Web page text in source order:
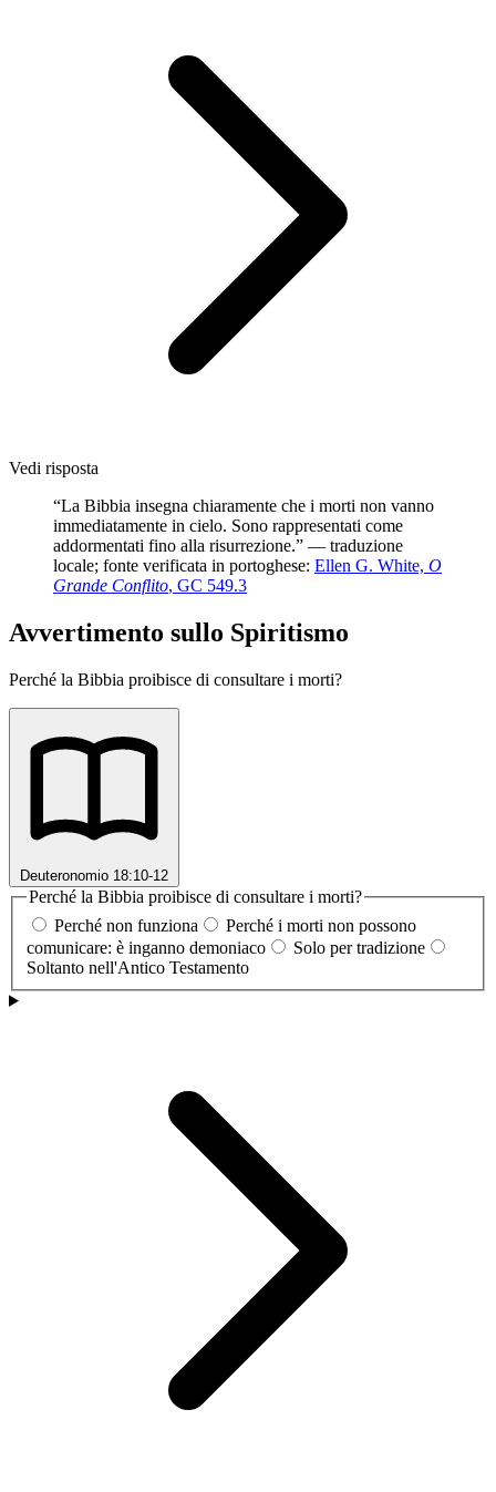
Vedi risposta
“La Bibbia insegna chiaramente che i morti non vanno
immediatamente in cielo. Sono rappresentati come
addormentati fino alla risurrezione.” — traduzione
locale; fonte verificata in portoghese: Ellen G. White, O
Grande Conflito, GC 549.3
Avvertimento sullo Spiritismo
Perché la Bibbia proibisce di consultare i morti?
Deuteronomio 18:10-12
Perché la Bibbia proibisce di consultare i morti?
Perché non funziona
Perché i morti non possono
comunicare: è inganno demoniaco
Solo per tradizione
Soltanto nell'Antico Testamento